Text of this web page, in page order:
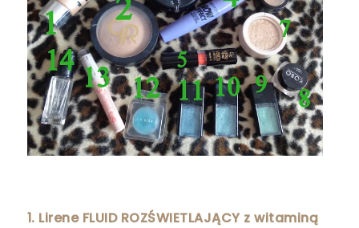
1. Lirene FLUID ROZŚWIETLAJĄCY z witaminą